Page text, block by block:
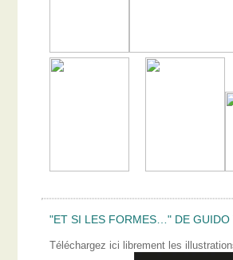
"ET SI LES FORMES…" DE GUIDO
Téléchargez ici librement les